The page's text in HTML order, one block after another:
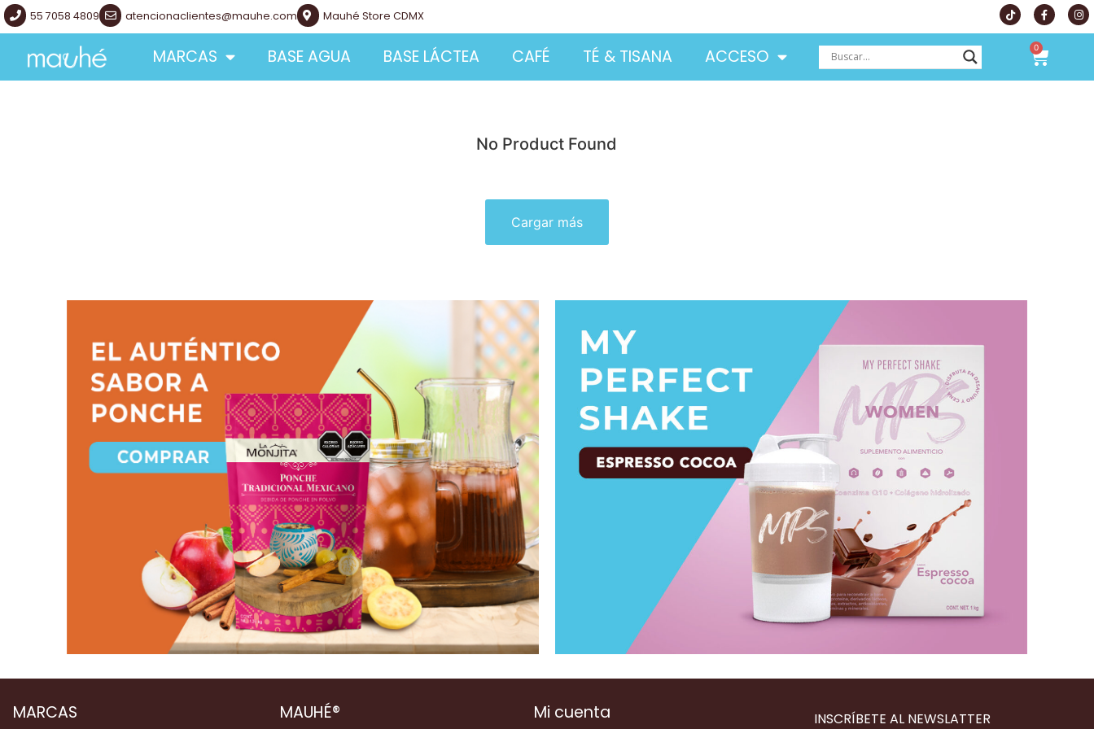
55 7058 4809 atencionaclientes@mauhe.com Mauhé Store CDMX
MARCAS BASE AGUA BASE LÁCTEA CAFÉ TÉ & TISANA ACCESO 0
No Product Found
Cargar más
MARCAS MAUHÉ® Mi cuenta INSCRÍBETE AL NEWSLATTER